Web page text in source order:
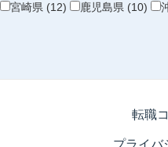
宮崎県 (12)
鹿児島県 (10)
転職